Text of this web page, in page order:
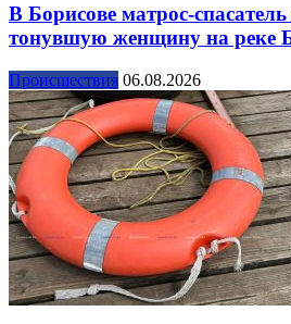
В Борисове матрос-
тонувшую женщину на реке
Происшествия 06.08.2026